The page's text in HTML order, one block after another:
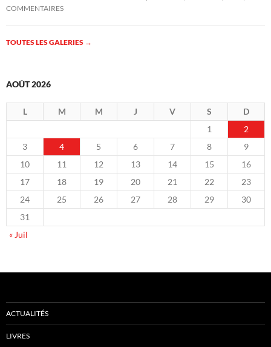
COMMENTAIRES
TOUTES LES GALERIES →
AOÛT 2026
L M M J V S
D
1
2
3
4 5 6 7 8
9
10
11 12 13 14 15
16
17
18 19 20 21 22
23
24
25 26 27 28 29
30
31
« Juil
ACTUALITÉS
LIVRES